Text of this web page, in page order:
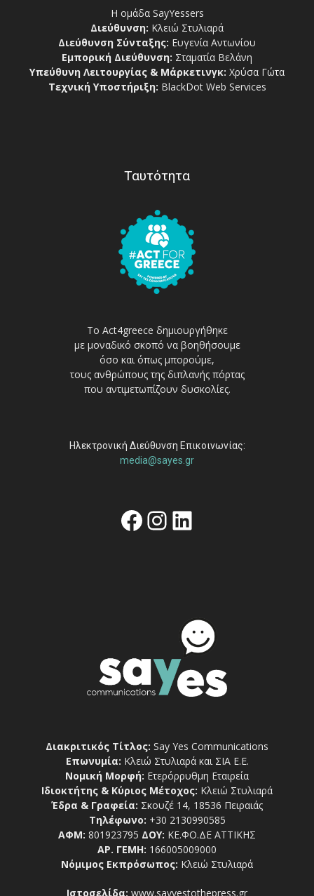
Η ομάδα SayYessers
Διεύθυνση: Κλειώ Στυλιαρά
Διεύθυνση Σύνταξης: Ευγενία Αντωνίου
Εμπορική Διεύθυνση: Σταματία Βελάνη
Υπεύθυνη Λειτουργίας & Μάρκετινγκ: Χρύσα Γώτα
Τεχνική Υποστήριξη: BlackDot Web Services
Ταυτότητα
Το Act4greece δημιουργήθηκε
με μοναδικό σκοπό να βοηθήσουμε
όσο και όπως μπορούμε,
τους ανθρώπους της διπλανής πόρτας
που αντιμετωπίζουν δυσκολίες.
Ηλεκτρονική Διεύθυνση Επικοινωνίας:
media@sayes.gr
Facebook
Instagram
Linkedin
Διακριτικός Τίτλος: Say Yes Communications
Επωνυμία: Κλειώ Στυλιαρά και ΣΙΑ Ε.Ε.
Νομική Μορφή: Ετερόρρυθμη Εταιρεία
Ιδιοκτήτης & Κύριος Μέτοχος: Κλειώ Στυλιαρά
Έδρα & Γραφεία: Σκουζέ 14, 18536 Πειραιάς
Τηλέφωνο: +30 2130990585
ΑΦΜ: 801923795 ΔΟΥ: ΚΕ.ΦΟ.ΔΕ ΑΤΤΙΚΗΣ
ΑΡ. ΓΕΜΗ: 166005009000
Νόμιμος Εκπρόσωπος: Κλειώ Στυλιαρά
Ιστοσελίδα: www.sayyestothepress.gr